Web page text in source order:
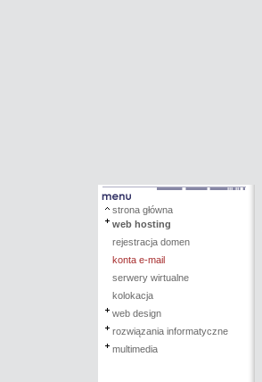
strona główna
web hosting
rejestracja domen
konta e-mail
serwery wirtualne
kolokacja
web design
rozwiązania informatyczne
multimedia